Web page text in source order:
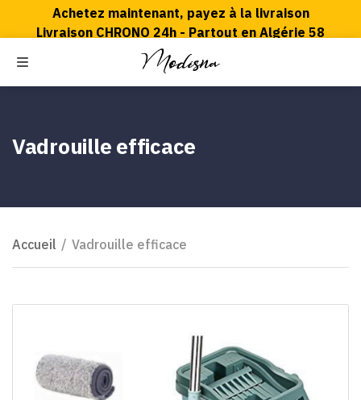
Achetez maintenant, payez à la livraison
Livraison CHRONO 24h - Partout en Algérie 58
wilaya
Echange disponible
MENU
Vadrouille efficace
Accueil / Vadrouille efficace